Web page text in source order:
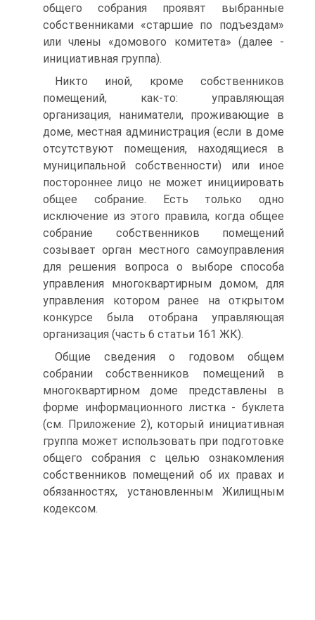
общего собрания проявят выбранные
собственниками «старшие по подъездам»
или члены «домового комитета» (далее -
инициативная группа).
Никто иной, кроме собственников
помещений, как-то: управляющая
организация, наниматели, проживающие в
доме, местная администрация (если в доме
отсутствуют помещения, находящиеся в
муниципальной собственности) или иное
постороннее лицо не может инициировать
общее собрание. Есть только одно
исключение из этого правила, когда общее
собрание собственников помещений
созывает орган местного самоуправления
для решения вопроса о выборе способа
управления многоквартирным домом, для
управления котором ранее на открытом
конкурсе была отобрана управляющая
организация (часть 6 статьи 161 ЖК).
Общие сведения о годовом общем
собрании собственников помещений в
многоквартирном доме представлены в
форме информационного листка - буклета
(см. Приложение 2), который инициативная
группа может использовать при подготовке
общего собрания с целью ознакомления
собственников помещений об их правах и
обязанностях, установленным Жилищным
кодексом.